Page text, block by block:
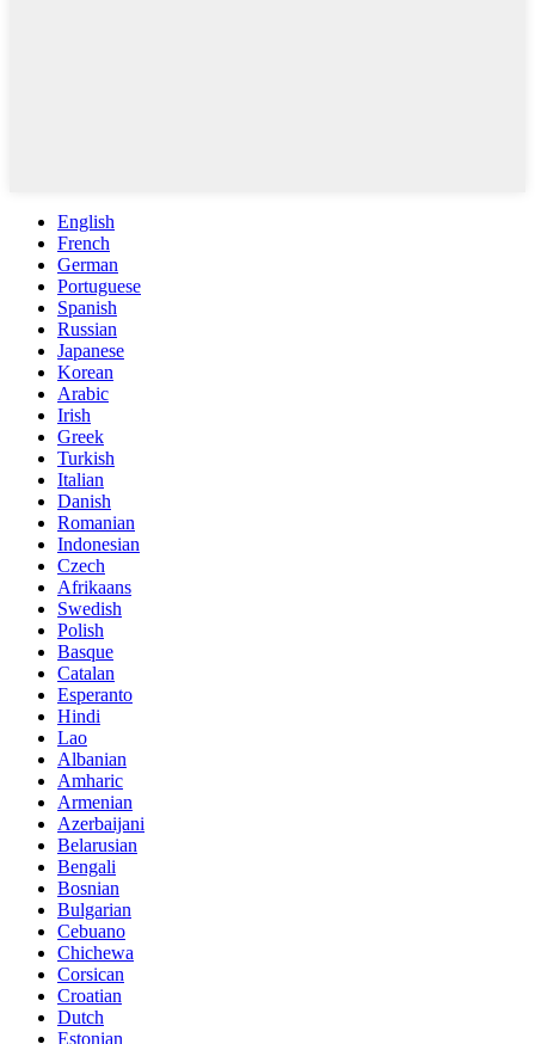
English
French
German
Portuguese
Spanish
Russian
Japanese
Korean
Arabic
Irish
Greek
Turkish
Italian
Danish
Romanian
Indonesian
Czech
Afrikaans
Swedish
Polish
Basque
Catalan
Esperanto
Hindi
Lao
Albanian
Amharic
Armenian
Azerbaijani
Belarusian
Bengali
Bosnian
Bulgarian
Cebuano
Chichewa
Corsican
Croatian
Dutch
Estonian